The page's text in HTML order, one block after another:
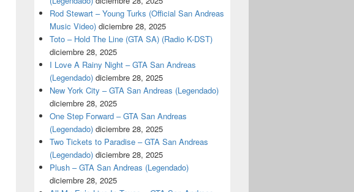
Rod Stewart – Young Turks (Official San Andreas
Music Video) diciembre 28, 2025
Toto – Hold The Line (GTA SA) (Radio K-DST)
diciembre 28, 2025
I Love A Rainy Night – GTA San Andreas
(Legendado) diciembre 28, 2025
New York City – GTA San Andreas (Legendado)
diciembre 28, 2025
One Step Forward – GTA San Andreas
(Legendado) diciembre 28, 2025
Two Tickets to Paradise – GTA San Andreas
(Legendado) diciembre 28, 2025
Plush – GTA San Andreas (Legendado)
diciembre 28, 2025